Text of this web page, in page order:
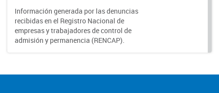
Información generada por las denuncias
recibidas en el Registro Nacional de
empresas y trabajadores de control de
admisión y permanencia (RENCAP).